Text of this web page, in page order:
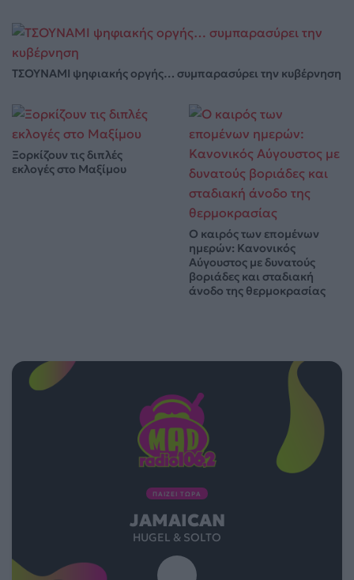
ΤΣΟΥΝΑΜΙ ψηφιακής οργής… συμπαρασύρει την κυβέρνηση
Ξορκίζουν τις διπλές
εκλογές στο Μαξίμου
Ο καιρός των επομένων
ημερών: Κανονικός
Αύγουστος με δυνατούς
βοριάδες και σταδιακή
άνοδο της θερμοκρασίας
ΠΑΙΖΕΙ ΤΩΡΑ
JAMAICAN
HUGEL & SOLTO